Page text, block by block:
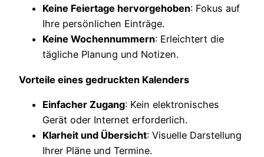
Keine Feiertage hervorgehoben: Fokus auf
Ihre persönlichen Einträge.
Keine Wochennummern: Erleichtert die
tägliche Planung und Notizen.
Vorteile eines gedruckten Kalenders
Einfacher Zugang: Kein elektronisches
Gerät oder Internet erforderlich.
Klarheit und Übersicht: Visuelle Darstellung
Ihrer Pläne und Termine.